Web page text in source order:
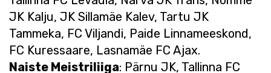
JK Kalju, JK Sillamäe Kalev, Tartu JK
Tammeka, FC Viljandi, Paide Linnameeskond,
FC Kuressaare, Lasnamäe FC Ajax.
Naiste Meistriliiga: Pärnu JK, Tallinna FC